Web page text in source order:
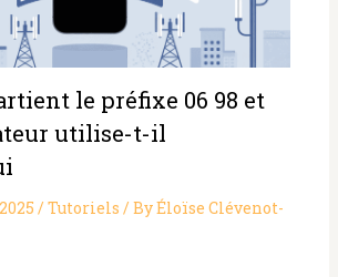
le préfixe 06 98 et
utilise-t-il
/ Tutoriels / ByÉloïse Clévenot-